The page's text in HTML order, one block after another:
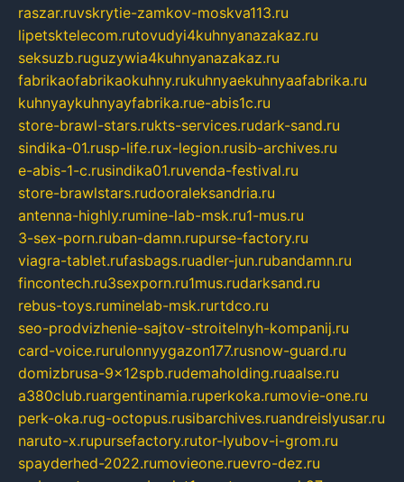
raszar.ruvskrytie-zamkov-moskva113.ru
lipetsktelecom.rutovudyi4kuhnyanazakaz.ru
seksuzb.ruguzywia4kuhnyanazakaz.ru
fabrikaofabrikaokuhny.rukuhnyaekuhnyaafabrika.ru
kuhnyaykuhnyayfabrika.rue-abis1c.ru
store-brawl-stars.rukts-services.rudark-sand.ru
sindika-01.rusp-life.rux-legion.rusib-archives.ru
e-abis-1-c.rusindika01.ruvenda-festival.ru
store-brawlstars.rudooraleksandria.ru
antenna-highly.rumine-lab-msk.ru1-mus.ru
3-sex-porn.ruban-damn.rupurse-factory.ru
viagra-tablet.rufasbags.ruadler-jun.rubandamn.ru
fincontech.ru3sexporn.ru1mus.rudarksand.ru
rebus-toys.ruminelab-msk.rurtdco.ru
seo-prodvizhenie-sajtov-stroitelnyh-kompanij.ru
card-voice.rurulonnyygazon177.rusnow-guard.ru
domizbrusa-9x12spb.rudemaholding.ruaalse.ru
a380club.ruargentinamia.ruperkoka.rumovie-one.ru
perk-oka.rug-octopus.rusibarchives.ruandreislyusar.ru
naruto-x.rupursefactory.rutor-lyubov-i-grom.ru
spayderhed-2022.rumovieone.ruevro-dez.ru